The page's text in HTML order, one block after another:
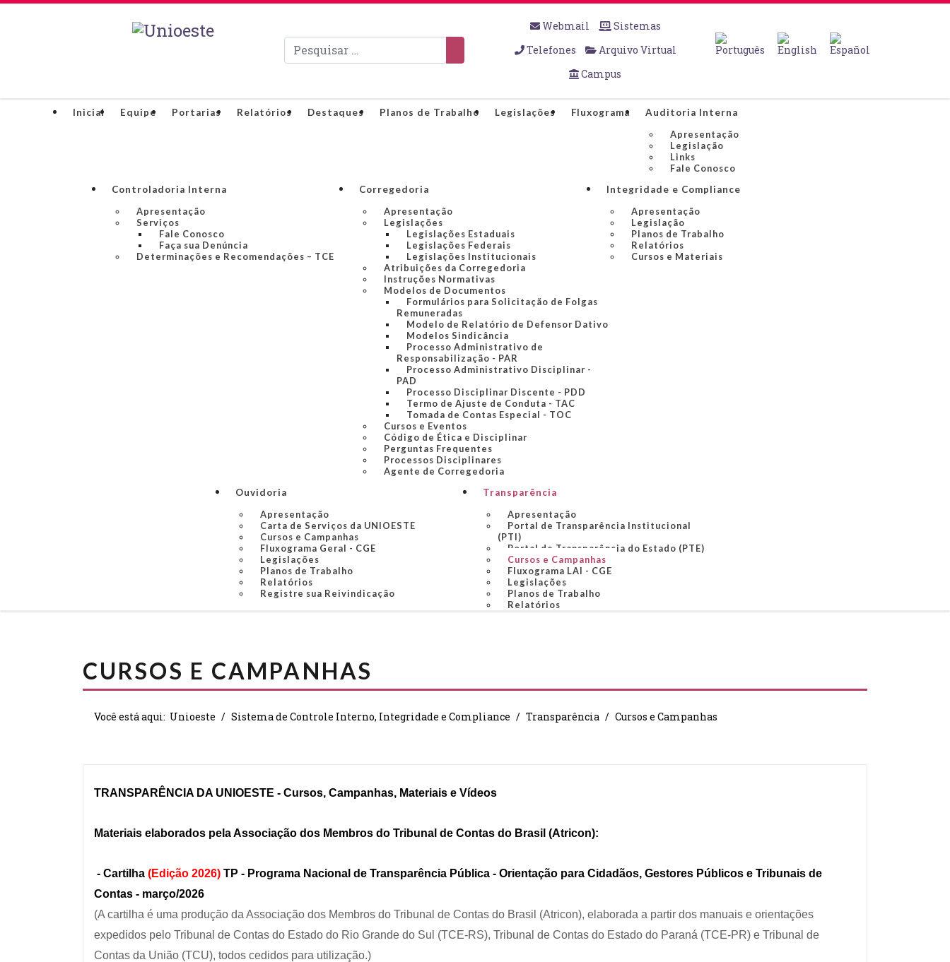
Pesquisar
Webmail
Sistemas
Telefones
Arquivo Virtual
Campus
Inicial Equipe Portarias Relatórios Destaques Planos de Trabalho Legislações Fluxograma
Auditoria Interna
Apresentação
Legislação
Links
Fale Conosco
Controladoria Interna
Apresentação
Serviços
Fale Conosco
Faça sua Denúncia
Determinações e Recomendações – TCE
Corregedoria
Apresentação
Legislações
Legislações Estaduais
Legislações Federais
Legislações Institucionais
Atribuições da Corregedoria
Instruções Normativas
Modelos de Documentos
Formulários para Solicitação de Folgas
Remuneradas
Modelo de Relatório de Defensor Dativo
Modelos Sindicância
Processo Administrativo de
Responsabilização - PAR
Processo Administrativo Disciplinar -
PAD
Processo Disciplinar Discente - PDD
Termo de Ajuste de Conduta - TAC
Tomada de Contas Especial - TOC
Cursos e Eventos
Código de Ética e Disciplinar
Perguntas Frequentes
Processos Disciplinares
Agente de Corregedoria
Integridade e Compliance
Apresentação
Legislação
Planos de Trabalho
Relatórios
Cursos e Materiais
Ouvidoria
Apresentação
Carta de Serviços da UNIOESTE
Cursos e Campanhas
Fluxograma Geral - CGE
Legislações
Planos de Trabalho
Relatórios
Registre sua Reivindicação
Transparência
Apresentação
Portal de Transparência Institucional
(PTI)
Portal de Transparência do Estado (PTE)
Cursos e Campanhas
Fluxograma LAI - CGE
Legislações
Planos de Trabalho
Relatórios
CURSOS E CAMPANHAS
Você está aqui: Unioeste Sistema de Controle Interno, Integridade e Compliance Transparência Cursos e Campanhas
TRANSPARÊNCIA DA UNIOESTE - Cursos, Campanhas, Materiais e Vídeos
Materiais elaborados pela Associação dos Membros do Tribunal de Contas do Brasil (Atricon):
- Cartilha (Edição 2026) TP - Programa Nacional de Transparência Pública - Orientação para Cidadãos, Gestores Públicos e Tribunais de
Contas - março/2026
(A cartilha é uma produção da Associação dos Membros do Tribunal de Contas do Brasil (Atricon), elaborada a partir dos manuais e orientações
expedidos pelo Tribunal de Contas do Estado do Rio Grande do Sul (TCE-RS), Tribunal de Contas do Estado do Paraná (TCE-PR) e Tribunal de
Contas da União (TCU), todos cedidos para utilização.)